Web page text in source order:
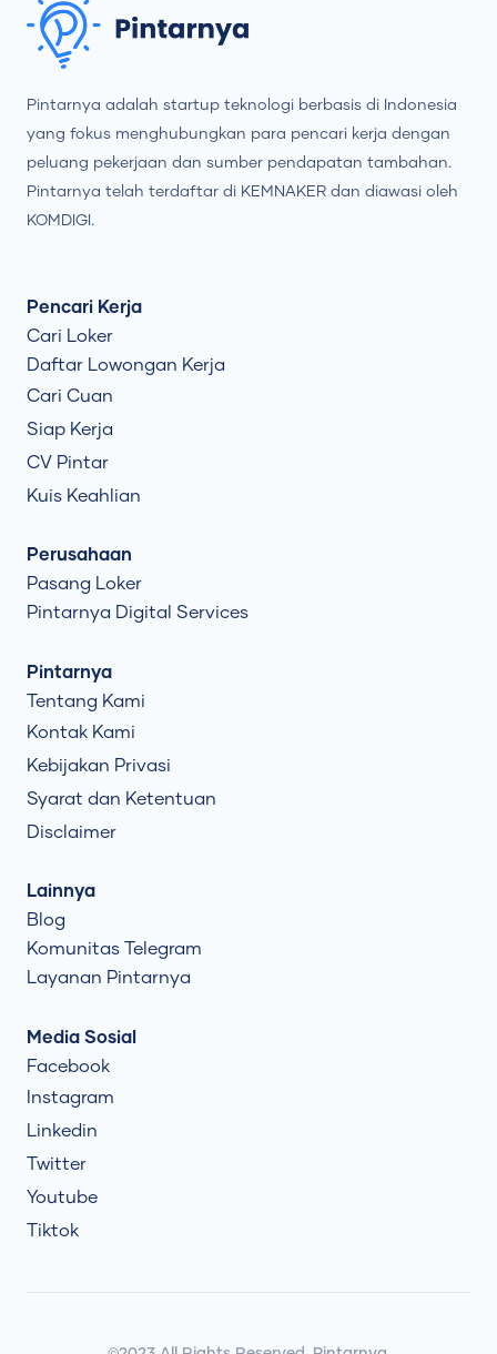
Pintarnya adalah startup teknologi berbasis di Indonesia
yang fokus menghubungkan para pencari kerja dengan
peluang pekerjaan dan sumber pendapatan tambahan.
Pintarnya telah terdaftar di KEMNAKER dan diawasi oleh
KOMDIGI.
Pencari Kerja
Cari Loker
Daftar Lowongan Kerja
Cari Cuan
Siap Kerja
CV Pintar
Kuis Keahlian
Perusahaan
Pasang Loker
Pintarnya Digital Services
Pintarnya
Tentang Kami
Kontak Kami
Kebijakan Privasi
Syarat dan Ketentuan
Disclaimer
Lainnya
Blog
Komunitas Telegram
Layanan Pintarnya
Media Sosial
Facebook
Instagram
Linkedin
Twitter
Youtube
Tiktok